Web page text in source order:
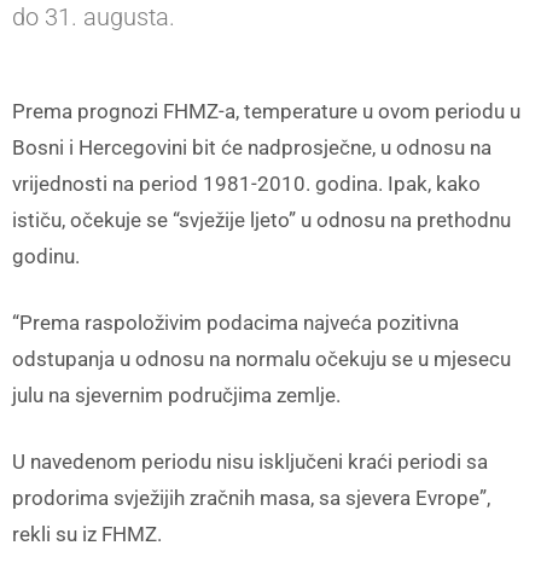
do 31. augusta.
Prema prognozi FHMZ-a, temperature u ovom periodu u
Bosni i Hercegovini bit će nadprosječne, u odnosu na
vrijednosti na period 1981-2010. godina. Ipak, kako
ističu, očekuje se “svježije ljeto” u odnosu na prethodnu
godinu.
“Prema raspoloživim podacima najveća pozitivna
odstupanja u odnosu na normalu očekuju se u mjesecu
julu na sjevernim područjima zemlje.
U navedenom periodu nisu isključeni kraći periodi sa
prodorima svježijih zračnih masa, sa sjevera Evrope”,
rekli su iz FHMZ.